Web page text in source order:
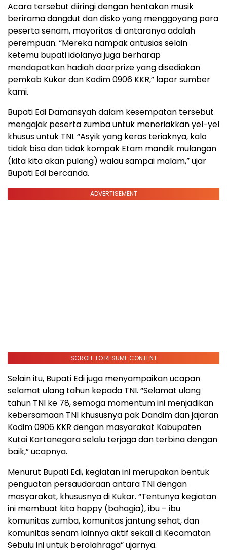
Acara tersebut diiringi dengan hentakan musik
berirama dangdut dan disko yang menggoyang para
peserta senam, mayoritas di antaranya adalah
perempuan. “Mereka nampak antusias selain
ketemu bupati idolanya juga berharap
mendapatkan hadiah doorprize yang disediakan
pemkab Kukar dan Kodim 0906 KKR,” lapor sumber
kami.
Bupati Edi Damansyah dalam kesempatan tersebut
mengajak peserta zumba untuk meneriakkan yel-yel
khusus untuk TNI. “Asyik yang keras teriaknya, kalo
tidak bisa dan tidak kompak Etam mandik mulangan
(kita kita akan pulang) walau sampai malam,” ujar
Bupati Edi bercanda.
ADVERTISEMENT
SCROLL TO RESUME CONTENT
Selain itu, Bupati Edi juga menyampaikan ucapan
selamat ulang tahun kepada TNI. “Selamat ulang
tahun TNI ke 78, semoga momentum ini menjadikan
kebersamaan TNI khususnya pak Dandim dan jajaran
Kodim 0906 KKR dengan masyarakat Kabupaten
Kutai Kartanegara selalu terjaga dan terbina dengan
baik,” ucapnya.
Menurut Bupati Edi, kegiatan ini merupakan bentuk
penguatan persaudaraan antara TNI dengan
masyarakat, khususnya di Kukar. “Tentunya kegiatan
ini membuat kita happy (bahagia), ibu – ibu
komunitas zumba, komunitas jantung sehat, dan
komunitas senam lainnya aktif sekali di Kecamatan
Sebulu ini untuk berolahraga” ujarnya.